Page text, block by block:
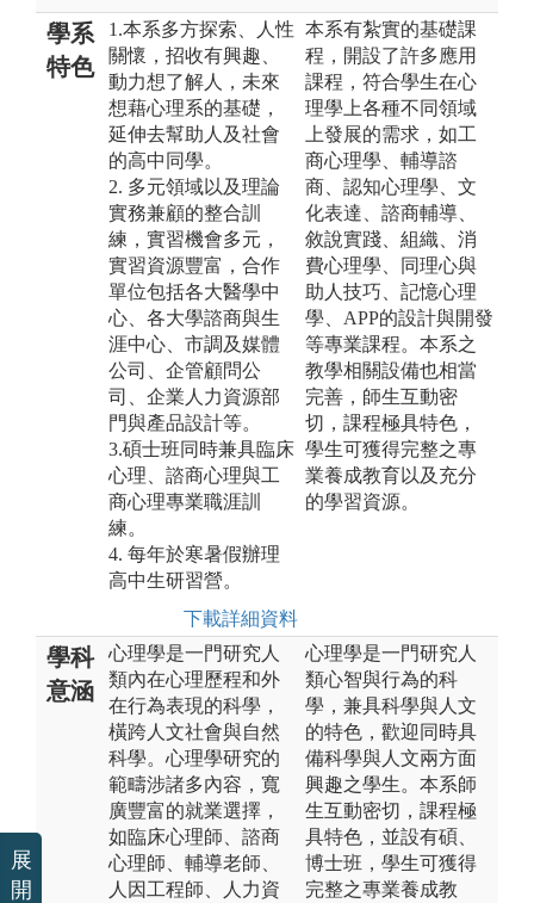
學系
特色
1.本系多方探索、人性
關懷，招收有興趣、
動力想了解人，未來
想藉心理系的基礎，
延伸去幫助人及社會
的高中同學。
2. 多元領域以及理論
實務兼顧的整合訓
練，實習機會多元，
實習資源豐富，合作
單位包括各大醫學中
心、各大學諮商與生
涯中心、市調及媒體
公司、企管顧問公
司、企業人力資源部
門與產品設計等。
3.碩士班同時兼具臨床
心理、諮商心理與工
商心理專業職涯訓
練。
4. 每年於寒暑假辦理
高中生研習營。
下載詳細資料
本系有紮實的基礎課
程，開設了許多應用
課程，符合學生在心
理學上各種不同領域
上發展的需求，如工
商心理學、輔導諮
商、認知心理學、文
化表達、諮商輔導、
敘說實踐、組織、消
費心理學、同理心與
助人技巧、記憶心理
學、APP的設計與開發
等專業課程。本系之
教學相關設備也相當
完善，師生互動密
切，課程極具特色，
學生可獲得完整之專
業養成教育以及充分
的學習資源。
學科
意涵
心理學是一門研究人
類內在心理歷程和外
在行為表現的科學，
橫跨人文社會與自然
科學。心理學研究的
範疇涉諸多內容，寬
廣豐富的就業選擇，
如臨床心理師、諮商
心理師、輔導老師、
人因工程師、人力資
心理學是一門研究人
類心智與行為的科
學，兼具科學與人文
的特色，歡迎同時具
備科學與人文兩方面
興趣之學生。本系師
生互動密切，課程極
具特色，並設有碩、
博士班，學生可獲得
完整之專業養成教
展
開